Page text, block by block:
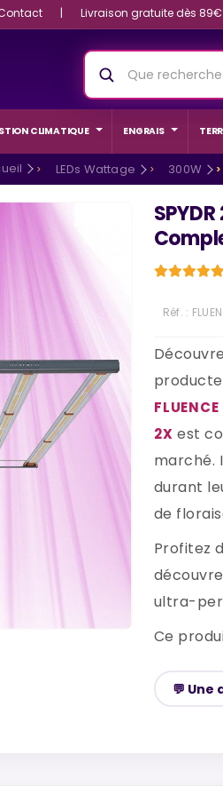
| Livraison gratuite dès
CLIMATIQUE ENGRAIS
LEDs Wattage 300W
Réf. :
2X est
marché.
durant
de
Profitez
ultra-
Ce
💬